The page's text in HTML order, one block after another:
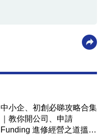
中小企、初創必睇攻略合集
｜教你開公司、申請
Funding 進修經營之道搵大